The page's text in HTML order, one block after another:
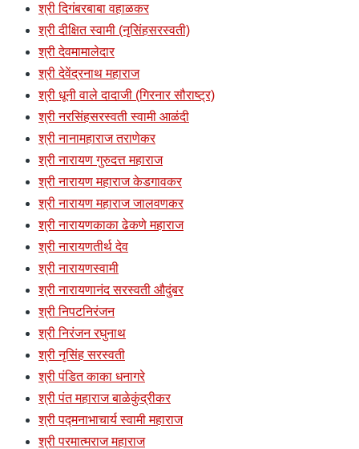
श्री दिगंबरबाबा वहाळकर
श्री दीक्षित स्वामी (नृसिंहसरस्वती)
श्री देवमामालेदार
श्री देवेंद्रनाथ महाराज
श्री धूनी वाले दादाजी (गिरनार सौराष्ट्र)
श्री नरसिंहसरस्वती स्वामी आळंदी
श्री नानामहाराज तराणेकर
श्री नारायण गुरुदत्त महाराज
श्री नारायण महाराज केडगावकर
श्री नारायण महाराज जालवणकर
श्री नारायणकाका ढेकणे महाराज
श्री नारायणतीर्थ देव
श्री नारायणस्वामी
श्री नारायणानंद सरस्वती औदुंबर
श्री निपटनिरंजन
श्री निरंजन रघुनाथ
श्री नृसिंह सरस्वती
श्री पंडित काका धनागरे
श्री पंत महाराज बाळेकुंद्रीकर
श्री पद्मनाभाचार्य स्वामी महाराज
श्री परमात्मराज महाराज